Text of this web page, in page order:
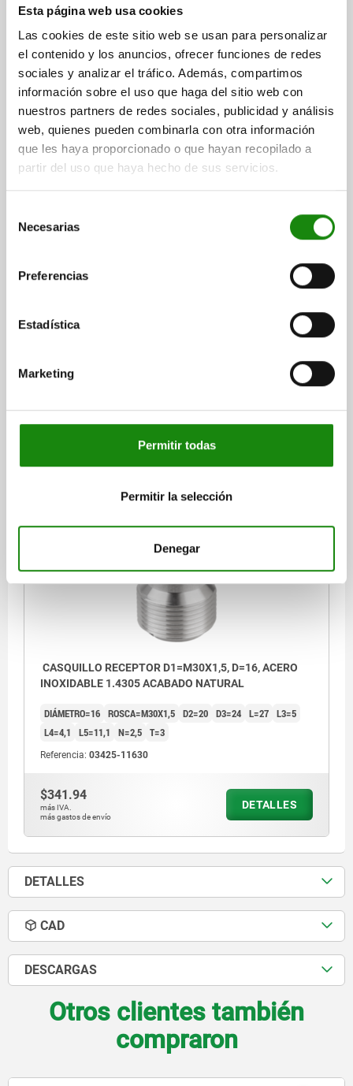
Esta página web usa cookies
Las cookies de este sitio web se usan para personalizar
el contenido y los anuncios, ofrecer funciones de redes
sociales y analizar el tráfico. Además, compartimos
información sobre el uso que haga del sitio web con
nuestros partners de redes sociales, publicidad y análisis
web, quienes pueden combinarla con otra información
que les haya proporcionado o que hayan recopilado a
partir del uso que haya hecho de sus servicios.
Necesarias
Preferencias
Estadística
Marketing
Permitir todas
Permitir la selección
Denegar
CASQUILLO RECEPTOR D1=M24X1,5, D=10, ACERO
DIÁMETRO=10 ROSCA=M24X1,5 D2=13 D3=18 L=21,5 L3=5
L4=3,5 L5=9 N=2,5 T=2,5
Referencia:03425-11024
$253.44
más IVA.
DETALLES
CASQUILLO RECEPTOR D1=M30X1,5, D=12, ACERO
DIÁMETRO=12
L3=5
Referencia:03425-11230
$304.01
CASQUILLO RECEPTOR D1=M30X1,5, D=16, ACERO
INOXIDABLE 1.4305 ACABADO NATURAL
DIÁMETRO=16 ROSCA=M30X1,5 D2=20 D3=24 L=27 L3=5
L4=4,1
L5=11,1 N=2,5 T=3
Referencia: 03425-11630
$341.94
más IVA.
más gastos de envío
DETALLES
DETALLES
CAD
DESCARGAS
Otros clientes también
compraron